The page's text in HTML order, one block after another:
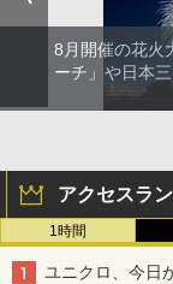
8月開催の花火
ーチ」や日本
アクセスラ
1時間
ユニクロ、今日